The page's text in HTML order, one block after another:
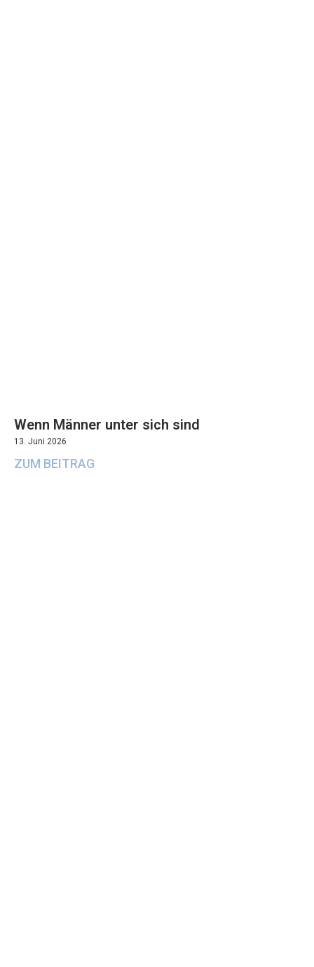
Wenn Männer unter sich sind
13. Juni 2026
ZUM BEITRAG